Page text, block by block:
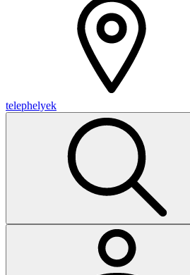
telephelyek